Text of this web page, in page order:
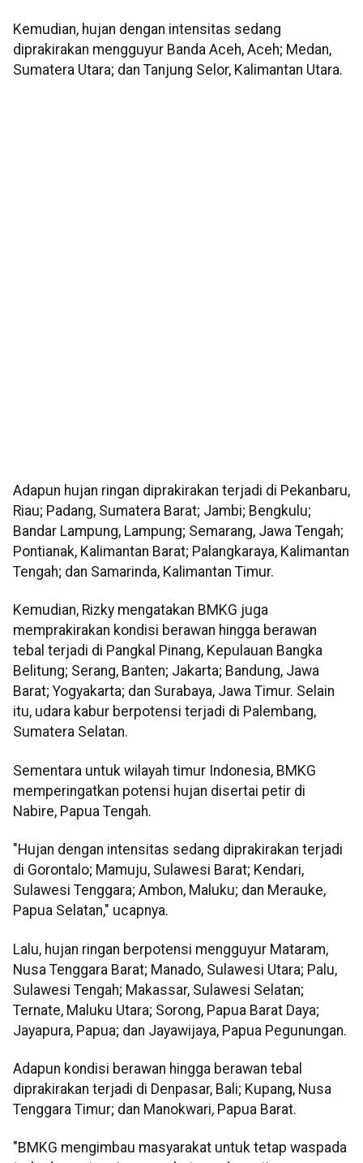
Kemudian, hujan dengan intensitas sedang
diprakirakan mengguyur Banda Aceh, Aceh; Medan,
Sumatera Utara; dan Tanjung Selor, Kalimantan Utara.
Adapun hujan ringan diprakirakan terjadi di Pekanbaru,
Riau; Padang, Sumatera Barat; Jambi; Bengkulu;
Bandar Lampung, Lampung; Semarang, Jawa Tengah;
Pontianak, Kalimantan Barat; Palangkaraya, Kalimantan
Tengah; dan Samarinda, Kalimantan Timur.
Kemudian, Rizky mengatakan BMKG juga
memprakirakan kondisi berawan hingga berawan
tebal terjadi di Pangkal Pinang, Kepulauan Bangka
Belitung; Serang, Banten; Jakarta; Bandung, Jawa
Barat; Yogyakarta; dan Surabaya, Jawa Timur. Selain
itu, udara kabur berpotensi terjadi di Palembang,
Sumatera Selatan.
Sementara untuk wilayah timur Indonesia, BMKG
memperingatkan potensi hujan disertai petir di
Nabire, Papua Tengah.
"Hujan dengan intensitas sedang diprakirakan terjadi
di Gorontalo; Mamuju, Sulawesi Barat; Kendari,
Sulawesi Tenggara; Ambon, Maluku; dan Merauke,
Papua Selatan," ucapnya.
Lalu, hujan ringan berpotensi mengguyur Mataram,
Nusa Tenggara Barat; Manado, Sulawesi Utara; Palu,
Sulawesi Tengah; Makassar, Sulawesi Selatan;
Ternate, Maluku Utara; Sorong, Papua Barat Daya;
Jayapura, Papua; dan Jayawijaya, Papua Pegunungan.
Adapun kondisi berawan hingga berawan tebal
diprakirakan terjadi di Denpasar, Bali; Kupang, Nusa
Tenggara Timur; dan Manokwari, Papua Barat.
"BMKG mengimbau masyarakat untuk tetap waspada